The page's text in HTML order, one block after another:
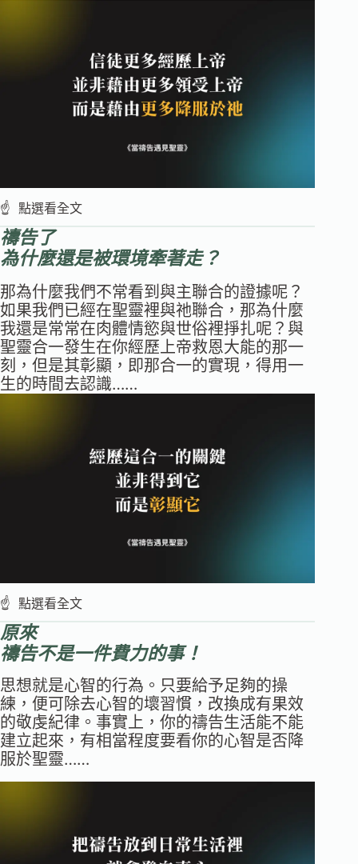
☝️ 點選看全文
禱告了
為什麼還是被環境牽著走？
那為什麼我們不常看到與主聯合的證據呢？
如果我們已經在聖靈裡與祂聯合，那為什麼
我還是常常在肉體情慾與世俗裡掙扎呢？與
聖靈合一發生在你經歷上帝救恩大能的那一
刻，但是其彰顯，即那合一的實現，得用一
生的時間去認識……
☝️ 點選看全文
原來
禱告不是一件費力的事！
思想就是心智的行為。只要給予足夠的操
練，便可除去心智的壞習慣，改換成有果效
的敬虔紀律。事實上，你的禱告生活能不能
建立起來，有相當程度要看你的心智是否降
服於聖靈……